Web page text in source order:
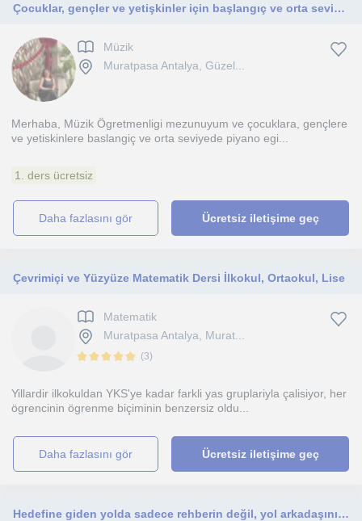
Çocuklar, gençler ve yetişkinler için başlangıç ve orta seviyede piyano eğitimi
Müzik
Muratpasa Antalya, Güzel...
Merhaba, Müzik Ögretmenligi mezunuyum ve çocuklara, gençlere
ve yetiskinlere baslangiç ve orta seviyede piyano egi...
1. ders ücretsiz
daha fazlasını gör Ücretsiz iletişime geç
Çevrimiçi ve Yüzyüze Matematik Dersi İlkokul, Ortaokul, Lise
Matematik
Muratpasa Antalya, Murat...
(3)
Yillardir ilkokuldan YKS'ye kadar farkli yas gruplariyla çalisiyor, her
ögrencinin ögrenme biçiminin benzersiz oldu...
daha fazlasını gör Ücretsiz iletişime geç
Hedefine giden yolda sadece rehberin değil, yol arkadaşınım.